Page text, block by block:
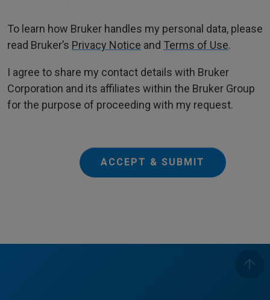
To learn how Bruker handles my personal data, please
read Bruker’s Privacy Notice and Terms of Use.
I agree to share my contact details with Bruker
Corporation and its affiliates within the Bruker Group
for the purpose of proceeding with my request.
ACCEPT & SUBMIT